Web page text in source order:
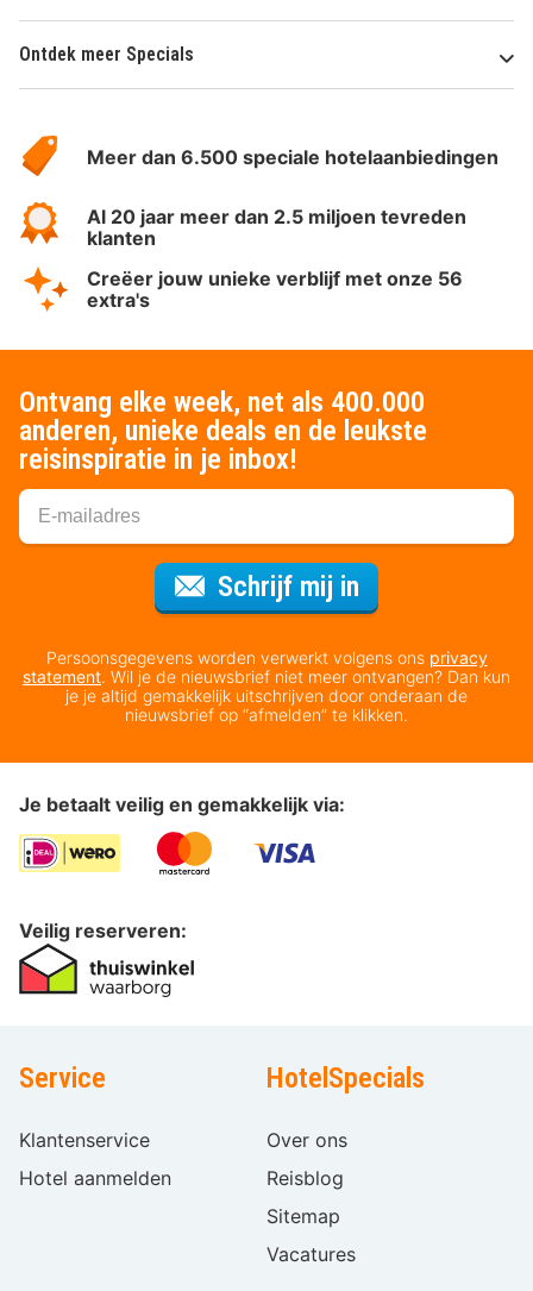
Ontdek meer Specials
HotelSpecials
Meer dan 6.500 speciale hotelaanbiedingen
Al 20 jaar meer dan 2.5 miljoen tevreden
klanten
Creëer jouw unieke verblijf met onze 56
extra's
Ontvang elke week, net als 400.000
anderen, unieke deals en de leukste
reisinspiratie in je inbox!
Schrijf mij in
Persoonsgegevens worden verwerkt volgens ons privacy
statement. Wil je de nieuwsbrief niet meer ontvangen? Dan kun
je je altijd gemakkelijk uitschrijven door onderaan de
nieuwsbrief op “afmelden” te klikken.
Je betaalt veilig en gemakkelijk via:
Veilig reserveren:
Service
Klantenservice
Hotel aanmelden
HotelSpecials
Over ons
Reisblog
Sitemap
Vacatures